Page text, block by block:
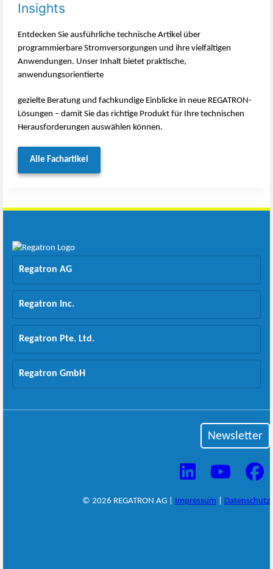
Insights
Entdecken Sie ausführliche technische Artikel über
programmierbare Stromversorgungen und ihre vielfältigen
Anwendungen. Unser Inhalt bietet praktische,
anwendungsorientierte
gezielte Beratung und fachkundige Einblicke in neue REGATRON-
Lösungen – damit Sie das richtige Produkt für Ihre technischen
Herausforderungen auswählen können.
Alle Fachartikel
Regatron AG
Regatron Inc.
Regatron Pte. Ltd.
Regatron GmbH
Newsletter
© 2026 REGATRON AG | Impressum Datenschutz